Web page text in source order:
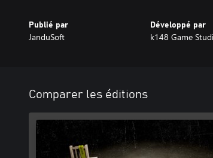
Publié par
JanduSoft
Développé par
k148 Game
Comparer les éditions